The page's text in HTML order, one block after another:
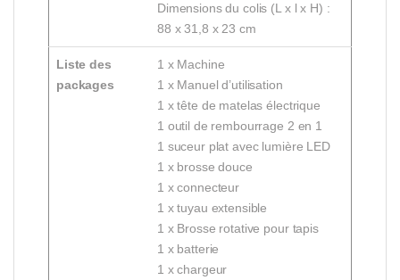
Dimensions du colis (L x l x H) :
88 x 31,8 x 23 cm
Liste des
packages
1 x Machine
1 x Manuel d’utilisation
1 x tête de matelas électrique
1 outil de rembourrage 2 en 1
1 suceur plat avec lumière LED
1 x brosse douce
1 x connecteur
1 x tuyau extensible
1 x Brosse rotative pour tapis
1 x batterie
1 x chargeur